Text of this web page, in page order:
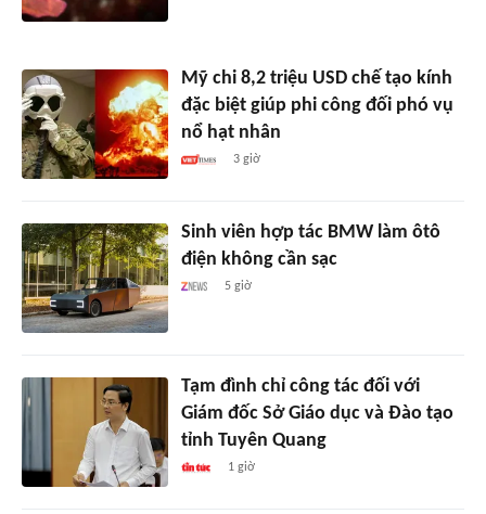
Mỹ chi 8,2 triệu USD chế tạo kính
đặc biệt giúp phi công đối phó vụ
nổ hạt nhân
3 giờ
Sinh viên hợp tác BMW làm ôtô
điện không cần sạc
5 giờ
Tạm đình chỉ công tác đối với
Giám đốc Sở Giáo dục và Đào tạo
tỉnh Tuyên Quang
1 giờ